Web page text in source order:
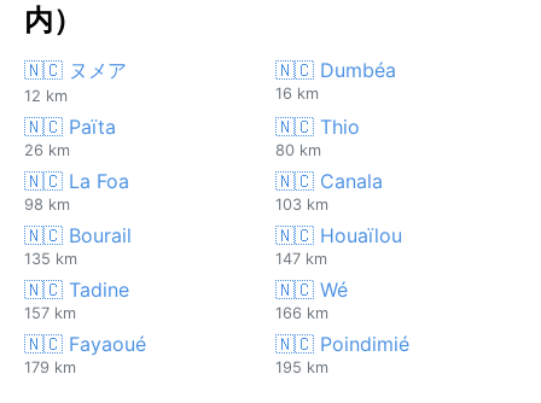
内）
🇳🇨 ヌメア
12 km
🇳🇨 Dumbéa
16 km
🇳🇨 Païta
26 km
🇳🇨 Thio
80 km
🇳🇨 La Foa
98 km
🇳🇨 Canala
103 km
🇳🇨 Bourail
135 km
🇳🇨 Houaïlou
147 km
🇳🇨 Tadine
157 km
🇳🇨 Wé
166 km
🇳🇨 Fayaoué
179 km
🇳🇨 Poindimié
195 km